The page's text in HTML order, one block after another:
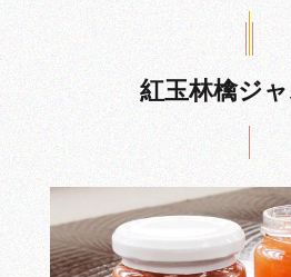
紅玉林檎ジ